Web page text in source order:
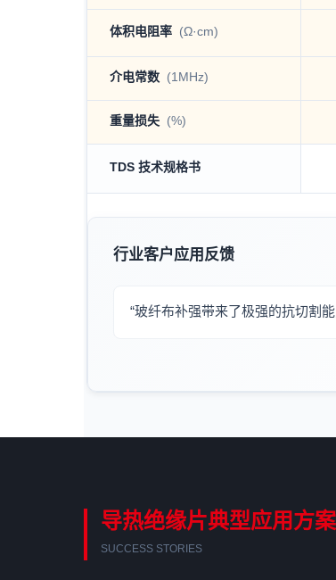
体积电阻率 (Ω·cm)
介电常数 (1MHz)
重量损失 (%)
TDS 技术规格书
行业客户应用反馈
“玻纤布补强带来了极强的抗切割
导热绝缘片典型应用方案
SUCCESS STORIES